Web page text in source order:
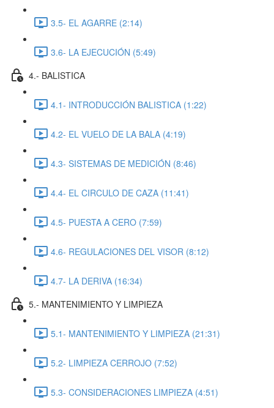
3.5- EL AGARRE (2:14)
3.6- LA EJECUCIÓN (5:49)
4.- BALISTICA
4.1- INTRODUCCIÓN BALISTICA (1:22)
4.2- EL VUELO DE LA BALA (4:19)
4.3- SISTEMAS DE MEDICIÓN (8:46)
4.4- EL CIRCULO DE CAZA (11:41)
4.5- PUESTA A CERO (7:59)
4.6- REGULACIONES DEL VISOR (8:12)
4.7- LA DERIVA (16:34)
5.- MANTENIMIENTO Y LIMPIEZA
5.1- MANTENIMIENTO Y LIMPIEZA (21:31)
5.2- LIMPIEZA CERROJO (7:52)
5.3- CONSIDERACIONES LIMPIEZA (4:51)